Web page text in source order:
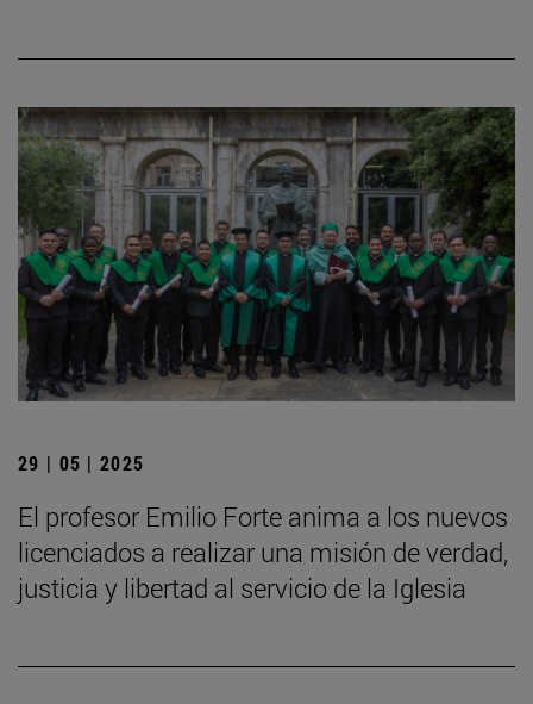
29 | 05 | 2025
El profesor Emilio Forte anima a los nuevos
licenciados a realizar una misión de verdad,
justicia y libertad al servicio de la Iglesia